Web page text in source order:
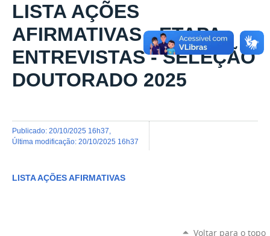
LISTA AÇÕES
AFIRMATIVAS - ETAPA
ENTREVISTAS - SELEÇÃO
DOUTORADO 2025
publicado: 20/10/2025 16h37
última modificação: 20/10/2025 16h37
LISTA AÇÕES AFIRMATIVAS
Voltar para o topo